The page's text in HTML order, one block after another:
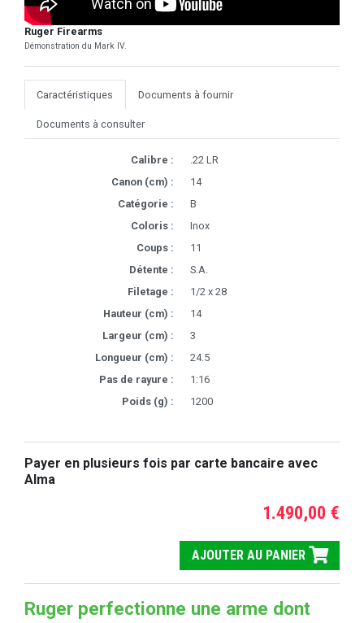
Ruger Firearms
Démonstration du Mark IV.
Caractéristiques Documents à fournir
Documents à consulter
Calibre :
.22 LR
Canon (cm) :
14
Catégorie :
B
Coloris :
Inox
Coups :
11
Détente :
S.A.
Filetage :
1/2 x 28
Hauteur (cm) :
14
Largeur (cm) :
3
Longueur (cm) :
24.5
Pas de rayure :
1:16
Poids (g) :
1200
Payer en plusieurs fois par carte bancaire avec
Alma
1.490,00 €
AJOUTER AU PANIER
Ruger perfectionne une arme dont